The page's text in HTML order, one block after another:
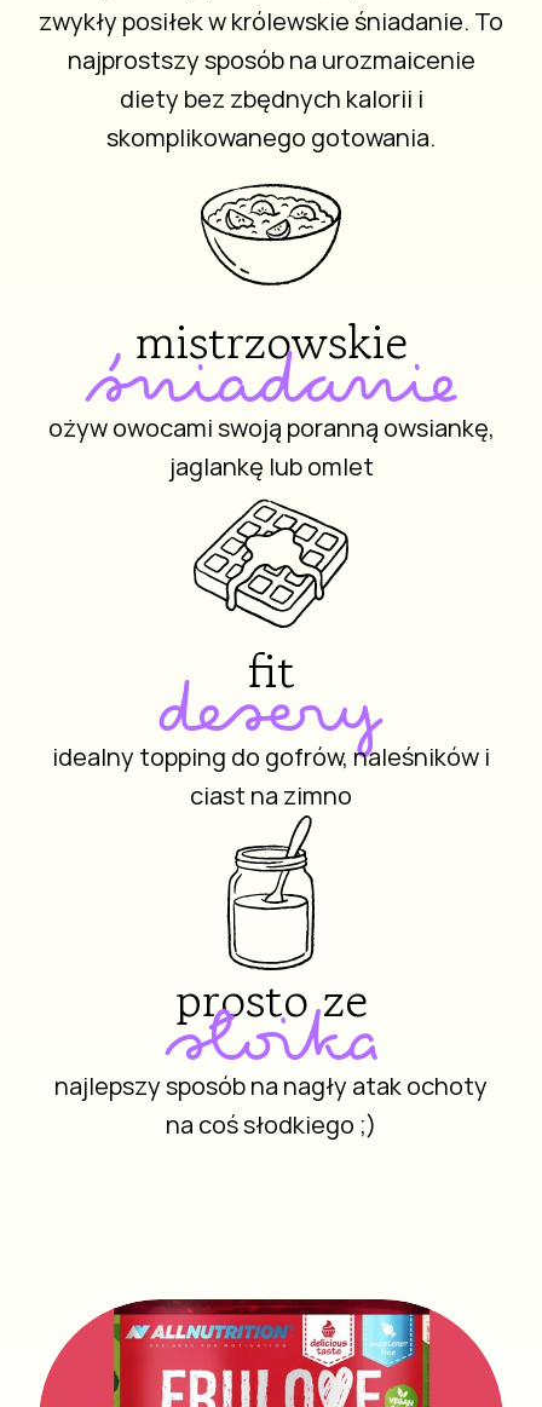
zwykły posiłek w królewskie śniadanie. To
najprostszy sposób na urozmaicenie
diety bez zbędnych kalorii i
skomplikowanego gotowania.
fit
desery
idealny topping do gofrów, naleśników i
ciast na zimno
mistrzowskie
śniadanie
ożyw owocami swoją poranną owsiankę,
jaglankę lub omlet
prosto ze
słoika
najlepszy sposób na nagły atak ochoty
na coś słodkiego ;)